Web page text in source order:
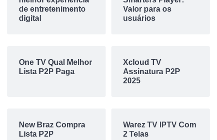
de entretenimento
digital
Valor para os
usuários
One TV Qual Melhor
Lista P2P Paga
Xcloud TV
Assinatura P2P
2025
New Braz Compra
Lista P2P
Warez TV IPTV Com
2 Telas